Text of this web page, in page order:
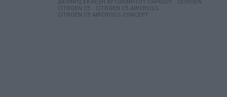
ΔΙΕΘΝΉΣ ΈΚΘΕΣΗ ΑΥΤΟΚΙΝΉΤΟΥ ΠΑΡΙΣΙΟΎ
CITROEN
CITROEN C5
CITROEN C5 AIRCROSS
CITROEN C5 AIRCROSS CONCEPT